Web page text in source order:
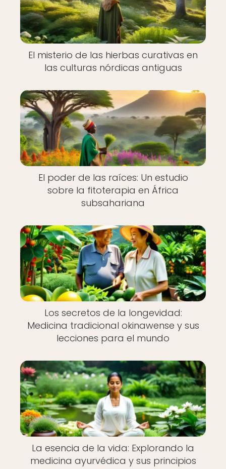
El misterio de las hierbas curativas en
las culturas nórdicas antiguas
El poder de las raíces: Un estudio
sobre la fitoterapia en África
subsahariana
Los secretos de la longevidad:
Medicina tradicional okinawense y sus
lecciones para el mundo
La esencia de la vida: Explorando la
medicina ayurvédica y sus principios